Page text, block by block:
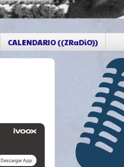
CALENDARIO ((ZRaDiO))